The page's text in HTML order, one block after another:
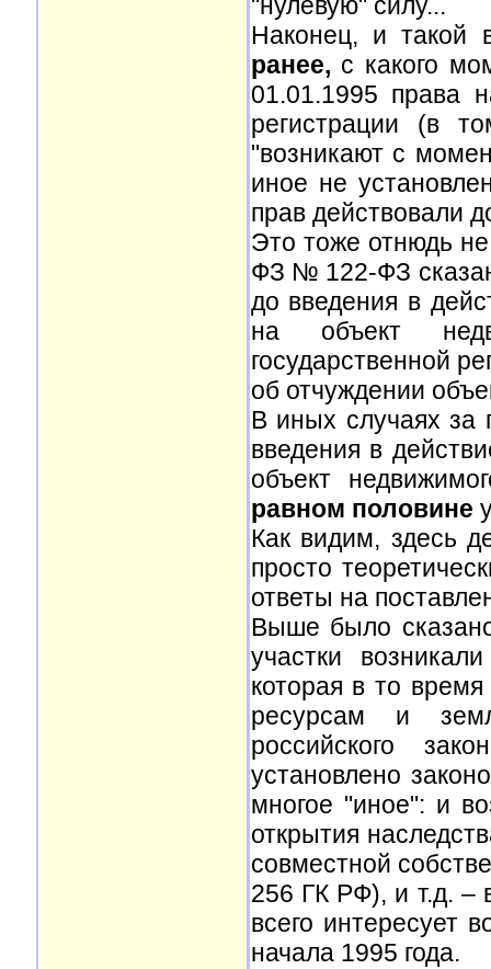
"нулевую" силу...
Наконец, и такой
ранее, с какого
01.01.1995 права
регистрации (в
"возникают с
иное не
прав действовали
Это тоже отнюдь
ФЗ № 122-ФЗ
до введения в
на объект
государственной
об отчуждении
В иных случаях за
введения в
объект
равном половине
Как видим, здесь
просто
ответы на
Выше было
участки
которая в то
ресурсам и
российского
установлено
многое "иное": и
открытия
совместной
256 ГК РФ), и т.д. –
всего интересует
начала 1995 года.